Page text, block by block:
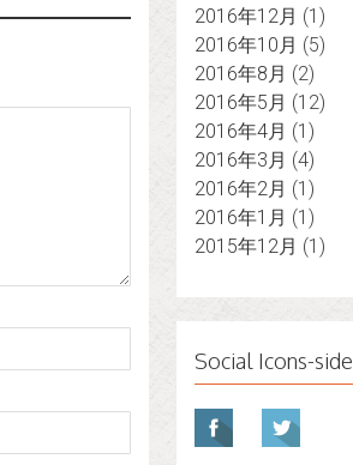
2016年12月 (1)
2016年10月 (5)
2016年8月 (2)
2016年5月 (12)
2016年4月 (1)
2016年3月 (4)
2016年2月 (1)
2016年1月 (1)
2015年12月 (1)
Social Icons-side